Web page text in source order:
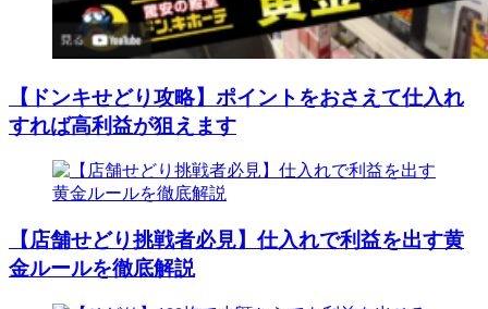
【ドンキせどり攻略】ポイントをおさえて仕入れ
すれば高利益が狙えます
【店舗せどり挑戦者必見】仕入れで利益を出す黄
金ルールを徹底解説